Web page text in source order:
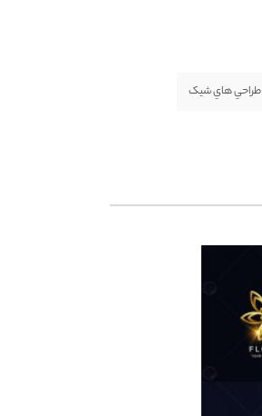
طراحي هاي شيک